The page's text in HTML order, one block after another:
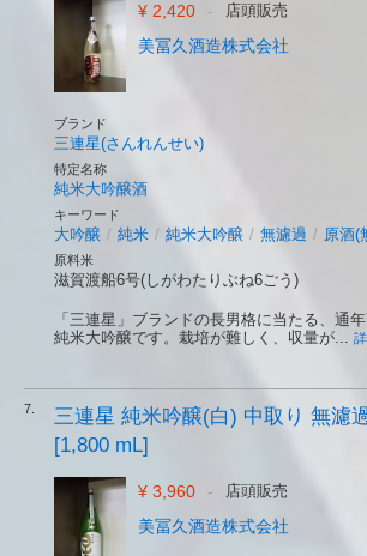
¥ 2,420 - 店頭販売
美冨久酒造株式会社
ブランド
三連星(さんれんせい)
特定名称
純米大吟醸酒
キーワード
大吟醸 / 純米 / 純米大吟醸 / 無濾過 / 原酒(
原料米
滋賀渡船6号(しがわたりぶね6ごう)
「三連星」ブランドの長男格に当たる、通
純米大吟醸です。栽培が難しく、収量が...
7.
三連星 純米吟醸(白) 中取り 無濾
[1,800 mL]
¥ 3,960 - 店頭販売
美冨久酒造株式会社